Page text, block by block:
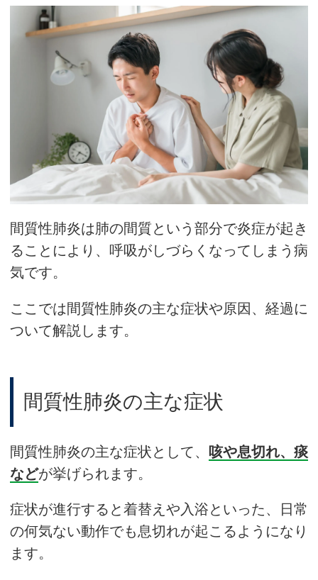
間質性肺炎は肺の間質という部分で炎症が起き
ることにより、呼吸がしづらくなってしまう病
気です。
ここでは間質性肺炎の主な症状や原因、経過に
ついて解説します。
間質性肺炎の主な症状
間質性肺炎の主な症状として、 咳や息切れ、痰
などが挙げられます。
症状が進行すると着替えや入浴といった、日常
の何気ない動作でも息切れが起こるようになり
ます。